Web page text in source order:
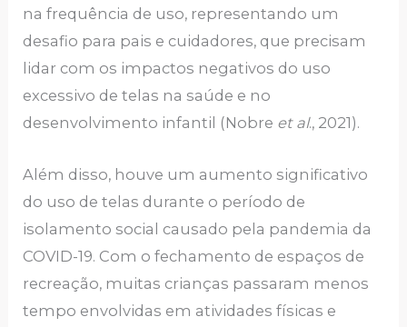
na frequência de uso, representando um
desafio para pais e cuidadores, que precisam
lidar com os impactos negativos do uso
excessivo de telas na saúde e no
desenvolvimento infantil (Nobre et al., 2021).
Além disso, houve um aumento significativo
do uso de telas durante o período de
isolamento social causado pela pandemia da
COVID-19. Com o fechamento de espaços de
recreação, muitas crianças passaram menos
tempo envolvidas em atividades físicas e